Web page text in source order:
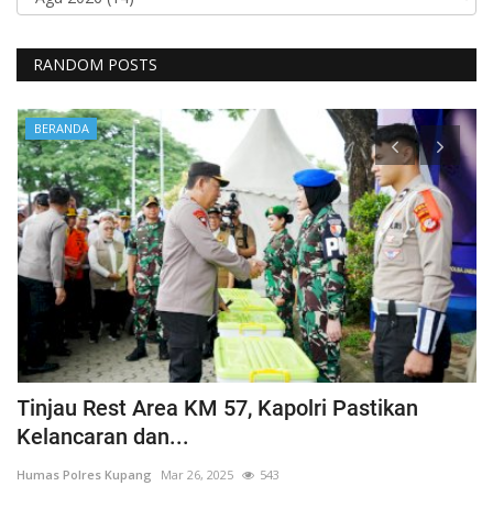
RANDOM POSTS
BERANDA
Tinjau Rest Area KM 57, Kapolri Pastikan
Kelancaran dan...
Humas Polres Kupang Mar 26, 2025 543